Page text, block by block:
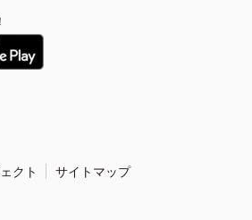
クト サイトマップ